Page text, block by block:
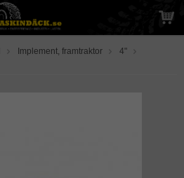
Implement, framtraktor
4"